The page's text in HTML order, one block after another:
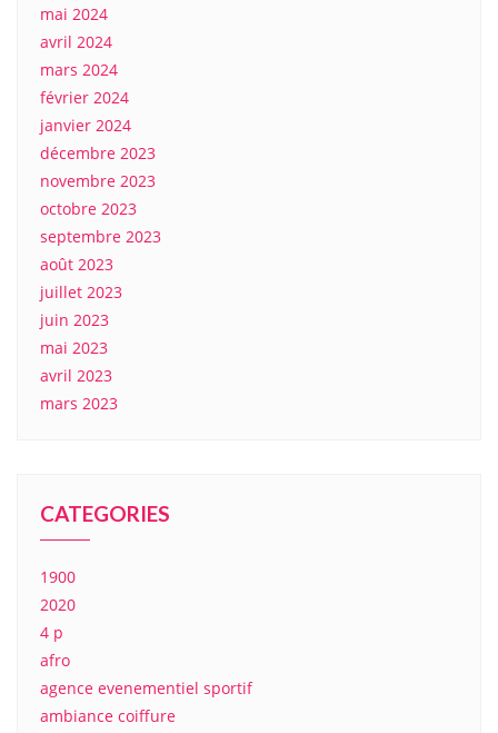
mai 2024
avril 2024
mars 2024
février 2024
janvier 2024
décembre 2023
novembre 2023
octobre 2023
septembre 2023
août 2023
juillet 2023
juin 2023
mai 2023
avril 2023
mars 2023
CATEGORIES
1900
2020
4 p
afro
agence evenementiel sportif
ambiance coiffure